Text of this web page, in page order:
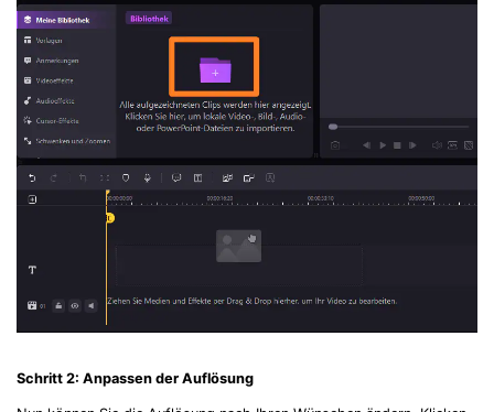
Schritt 2: Anpassen der Auflösung